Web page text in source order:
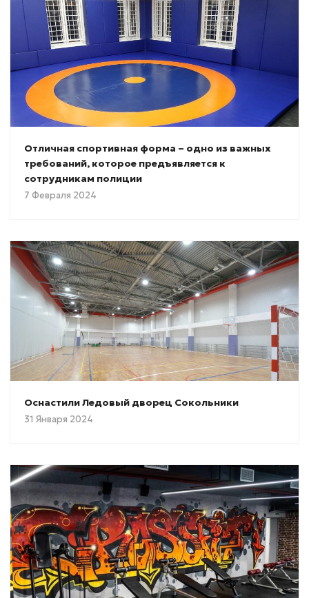
Отличная спортивная форма – одно из важных
требований, которое предъявляется к
сотрудникам полиции
7 Февраля 2024
Оснастили Ледовый дворец Сокольники
31 Января 2024